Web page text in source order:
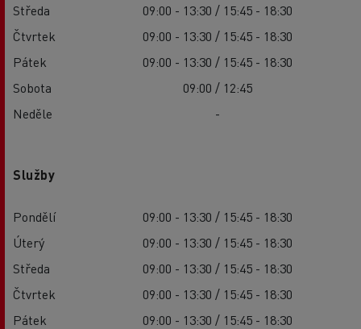
Středa
09:00 - 13:30 / 15:45 - 18:30
Čtvrtek
09:00 - 13:30 / 15:45 - 18:30
Pátek
09:00 - 13:30 / 15:45 - 18:30
Sobota
09:00 / 12:45
Neděle
-
Služby
Pondělí
09:00 - 13:30 / 15:45 - 18:30
Úterý
09:00 - 13:30 / 15:45 - 18:30
Středa
09:00 - 13:30 / 15:45 - 18:30
Čtvrtek
09:00 - 13:30 / 15:45 - 18:30
Pátek
09:00 - 13:30 / 15:45 - 18:30